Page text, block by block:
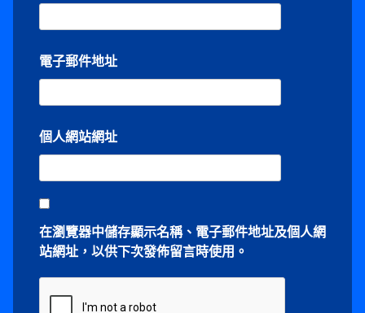
電子郵件地址
個人網站網址
在瀏覽器中儲存顯示名稱、電子郵件地址及個人網
站網址，以供下次發佈留言時使用。